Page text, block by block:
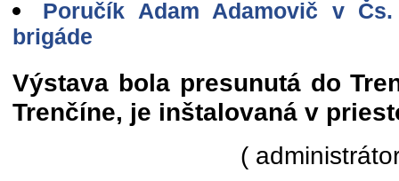
Poručík Adam Adamovič v
brigáde
Výstava bola presunutá do
Trenčíne, je inštalovaná v
(